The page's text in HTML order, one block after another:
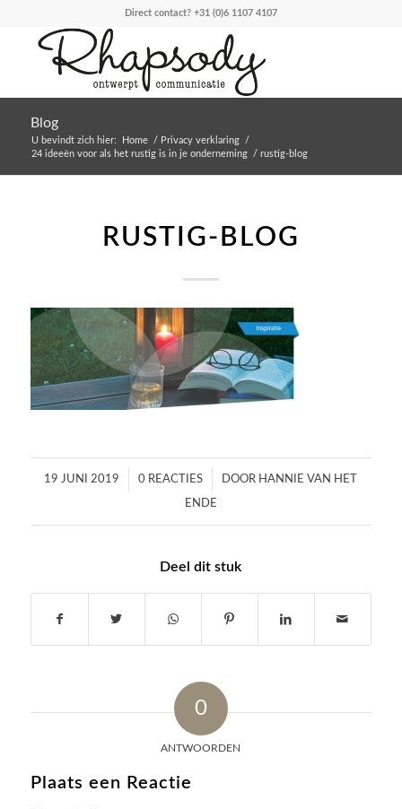
Direct contact? +31 (0)6 1107 4107
Blog
U bevindt zich hier: Home / Privacy verklaring
/
24 ideeën voor als het rustig is in je onderneming
/ rustig-blog
RUSTIG-BLOG
19 JUNI 2019
/ 0 REACTIES
/ DOOR HANNIE VAN HET
ENDE
Deel dit stuk
0
ANTWOORDEN
Plaats een Reactie